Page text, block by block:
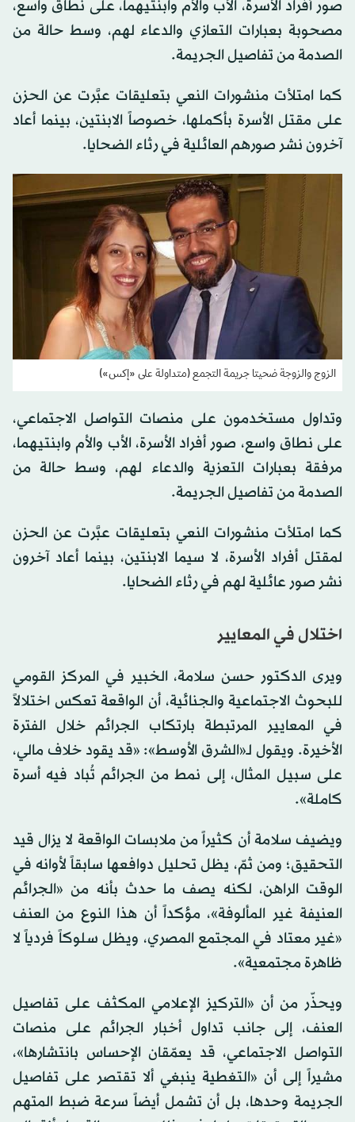
صور أفراد الأسرة، الأب والأم وابنتيهما، على نطاق واسع،
مصحوبة بعبارات التعازي والدعاء لهم، وسط حالة من
الصدمة من تفاصيل الجريمة.
كما امتلأت منشورات النعي بتعليقات عبَّرت عن الحزن
على مقتل الأسرة بأكملها، خصوصاً الابنتين، بينما أعاد
آخرون نشر صورهم العائلية في رثاء الضحايا.
الزوج والزوجة ضحيتا جريمة التجمع (متداولة على «إكس»)
وتداول مستخدمون على منصات التواصل الاجتماعي،
على نطاق واسع، صور أفراد الأسرة، الأب والأم وابنتيهما،
مرفقة بعبارات التعزية والدعاء لهم، وسط حالة من
الصدمة من تفاصيل الجريمة.
كما امتلأت منشورات النعي بتعليقات عبَّرت عن الحزن
لمقتل أفراد الأسرة، لا سيما الابنتين، بينما أعاد آخرون
نشر صور عائلية لهم في رثاء الضحايا.
اختلال في المعايير
ويرى الدكتور حسن سلامة، الخبير في المركز القومي
للبحوث الاجتماعية والجنائية، أن الواقعة تعكس اختلالاً
في المعايير المرتبطة بارتكاب الجرائم خلال الفترة
الأخيرة. ويقول لـ«الشرق الأوسط»: «قد يقود خلاف مالي،
على سبيل المثال، إلى نمط من الجرائم تُباد فيه أسرة
كاملة».
ويضيف سلامة أن كثيراً من ملابسات الواقعة لا يزال قيد
التحقيق؛ ومن ثمّ، يظل تحليل دوافعها سابقاً لأوانه في
الوقت الراهن، لكنه يصف ما حدث بأنه من «الجرائم
العنيفة غير المألوفة»، مؤكداً أن هذا النوع من العنف
«غير معتاد في المجتمع المصري، ويظل سلوكاً فردياً لا
ظاهرة مجتمعية».
ويحذّر من أن «التركيز الإعلامي المكثف على تفاصيل
العنف، إلى جانب تداول أخبار الجرائم على منصات
التواصل الاجتماعي، قد يعمّقان الإحساس بانتشارها»،
مشيراً إلى أن «التغطية ينبغي ألا تقتصر على تفاصيل
الجريمة وحدها، بل أن تشمل أيضاً سرعة ضبط المتهم